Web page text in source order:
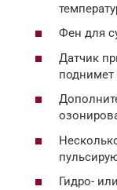
Фен для
Датчик
поднимет
Гидро-